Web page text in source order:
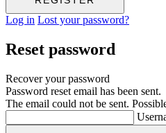
Log in Lost your password?
Reset password
Recover your password
Password reset email has been sent.
The email could not be sent.